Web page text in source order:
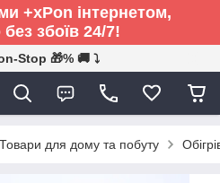
+xPon інтернетом,
збоїв 24/7!
Stop 🎁% 🚚 ⤵
Товари для дому та побуту